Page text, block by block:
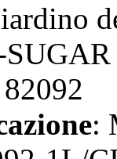
SUGAR
: